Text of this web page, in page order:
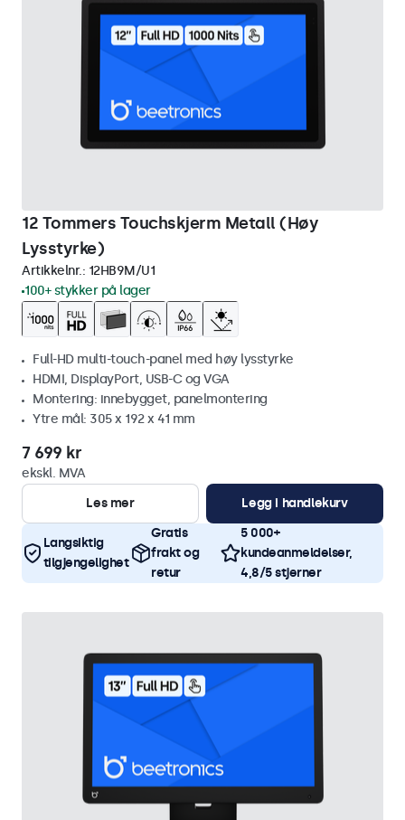
12 Tommers Touchskjerm Metall (Høy
Lysstyrke)
Artikkelnr.: 12HB9M/U1
100+ stykker på lager
Full-HD multi-touch-panel med høy lysstyrke
HDMI, DisplayPort, USB-C og VGA
Montering: innebygget, panelmontering
Ytre mål: 305 x 192 x 41 mm
7 699 kr
ekskl. MVA
Les mer
Legg i handlekurv
Langsiktig
tilgjengelighet
Gratis
frakt og
retur
5 000+
kundeanmeldelser,
4,8/5 stjerner